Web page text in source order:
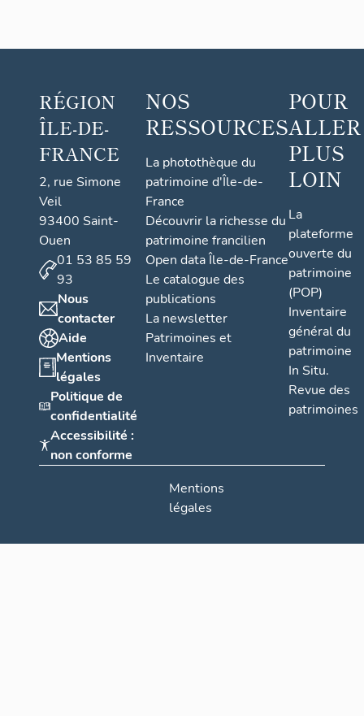
RÉGION
ÎLE-DE-
FRANCE
2, rue Simone
Veil
93400 Saint-
Ouen
01 53 85 59
93
Nous
contacter
Aide
Mentions
légales
Politique de
confidentialité
Accessibilité :
non conforme
NOS
RESSOURCES
La photothèque du
patrimoine d'Île-de-
France
Découvrir la richesse du
patrimoine francilien
Open data Île-de-France
Le catalogue des
publications
La newsletter
Patrimoines et
Inventaire
POUR
ALLER
PLUS
LOIN
La
plateforme
ouverte du
patrimoine
(POP)
Inventaire
général du
patrimoine
In Situ.
Revue des
patrimoines
Mentions
légales